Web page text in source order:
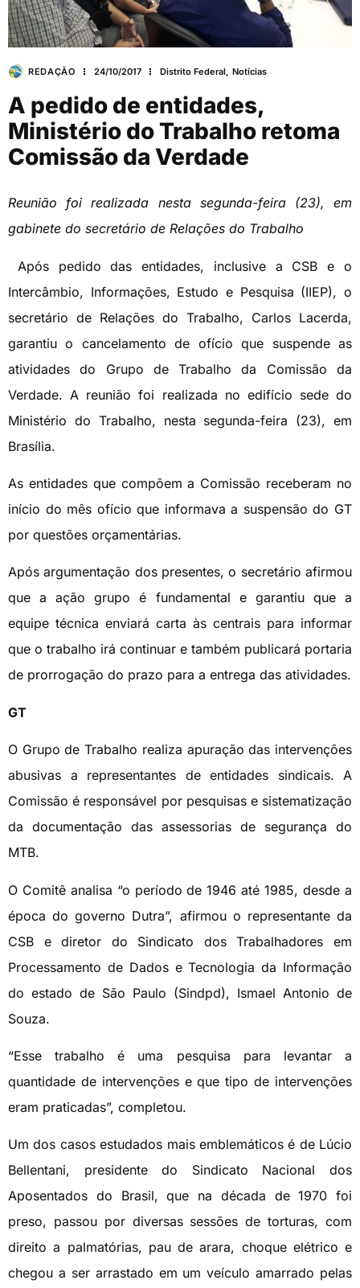
REDAÇÃO 24/10/2017 Distrito Federal, Notícias
A pedido de entidades,
Ministério do Trabalho retoma
Comissão da Verdade
Reunião foi realizada nesta segunda-feira (23), em
gabinete do secretário de Relações do Trabalho
Após pedido das entidades, inclusive a CSB e o
Intercâmbio, Informações, Estudo e Pesquisa (IIEP), o
secretário de Relações do Trabalho, Carlos Lacerda,
garantiu o cancelamento de ofício que suspende as
atividades do Grupo de Trabalho da Comissão da
Verdade. A reunião foi realizada no edifício sede do
Ministério do Trabalho, nesta segunda-feira (23), em
Brasília.
As entidades que compõem a Comissão receberam no
início do mês ofício que informava a suspensão do GT
por questões orçamentárias.
Após argumentação dos presentes, o secretário afirmou
que a ação grupo é fundamental e garantiu que a
equipe técnica enviará carta às centrais para informar
que o trabalho irá continuar e também publicará portaria
de prorrogação do prazo para a entrega das atividades.
GT
O Grupo de Trabalho realiza apuração das intervenções
abusivas a representantes de entidades sindicais. A
Comissão é responsável por pesquisas e sistematização
da documentação das assessorias de segurança do
MTB.
O Comitê analisa “o período de 1946 até 1985, desde a
época do governo Dutra”, afirmou o representante da
CSB e diretor do Sindicato dos Trabalhadores em
Processamento de Dados e Tecnologia da Informação
do estado de São Paulo (Sindpd), Ismael Antonio de
Souza.
“Esse trabalho é uma pesquisa para levantar a
quantidade de intervenções e que tipo de intervenções
eram praticadas”, completou.
Um dos casos estudados mais emblemáticos é de Lúcio
Bellentani, presidente do Sindicato Nacional dos
Aposentados do Brasil, que na década de 1970 foi
preso, passou por diversas sessões de torturas, com
direito a palmatórias, pau de arara, choque elétrico e
chegou a ser arrastado em um veículo amarrado pelas